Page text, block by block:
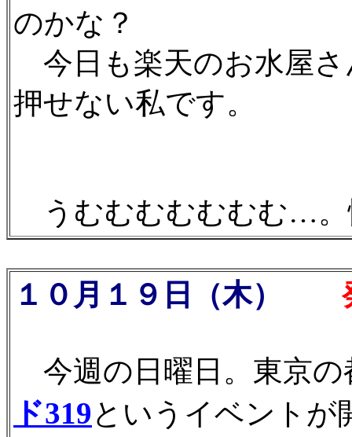
のかな？
今日も楽天のお水屋
押せない私です。
うむむむむむむむ…
１０月１９日（木） 発
今週の日曜日。東京の
ド319というイベントが